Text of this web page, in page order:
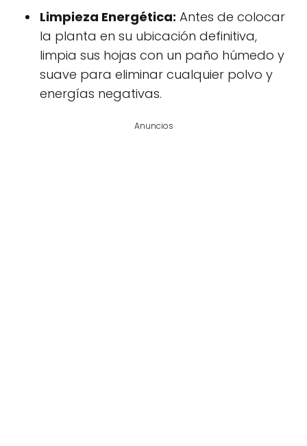
Limpieza Energética: Antes de colocar
la planta en su ubicación definitiva,
limpia sus hojas con un paño húmedo y
suave para eliminar cualquier polvo y
energías negativas.
Anuncios